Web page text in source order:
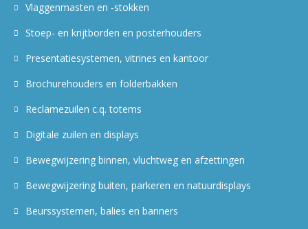
Vlaggenmasten en -stokken
Stoep- en krijtborden en posterhouders
Presentatiesystemen, vitrines en kantoor
Brochurehouders en folderbakken
Reclamezuilen c.q. totems
Digitale zuilen en displays
Bewegwijzering binnen, vluchtweg en afzettingen
Bewegwijzering buiten, parkeren en natuurdisplays
Beurssystemen, balies en banners